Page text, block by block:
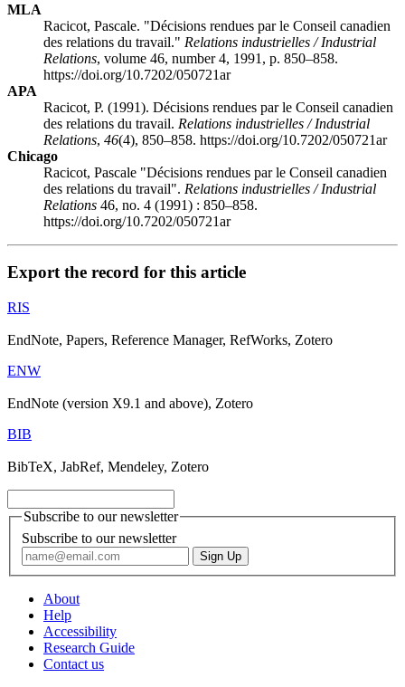
MLA
Racicot, Pascale. "Décisions rendues par le Conseil canadien
des relations du travail." Relations industrielles / Industrial
Relations, volume 46, number 4, 1991, p. 850–858.
https://doi.org/10.7202/050721ar
APA
Racicot, P. (1991). Décisions rendues par le Conseil canadien
des relations du travail. Relations industrielles / Industrial
Relations, 46(4), 850–858. https://doi.org/10.7202/050721ar
Chicago
Racicot, Pascale "Décisions rendues par le Conseil canadien
des relations du travail". Relations industrielles / Industrial
Relations 46, no. 4 (1991) : 850–858.
https://doi.org/10.7202/050721ar
Export the record for this article
RIS
EndNote, Papers, Reference Manager, RefWorks, Zotero
ENW
EndNote (version X9.1 and above), Zotero
BIB
BibTeX, JabRef, Mendeley, Zotero
Subscribe to our newsletter
Subscribe to our newsletter
About
Help
Accessibility
Research Guide
Contact us